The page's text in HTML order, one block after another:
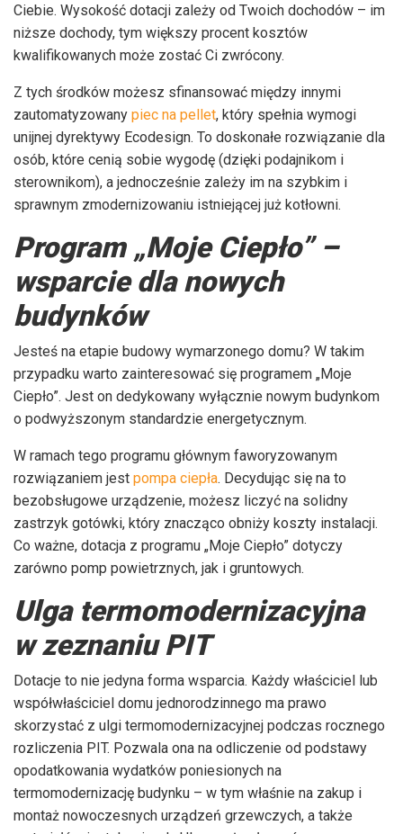
Ciebie. Wysokość dotacji zależy od Twoich dochodów – im
niższe dochody, tym większy procent kosztów
kwalifikowanych może zostać Ci zwrócony.
Z tych środków możesz sfinansować między innymi
zautomatyzowany piec na pellet, który spełnia wymogi
unijnej dyrektywy Ecodesign. To doskonałe rozwiązanie dla
osób, które cenią sobie wygodę (dzięki podajnikom i
sterownikom), a jednocześnie zależy im na szybkim i
sprawnym zmodernizowaniu istniejącej już kotłowni.
Program „Moje Ciepło” –
wsparcie dla nowych
budynków
Jesteś na etapie budowy wymarzonego domu? W takim
przypadku warto zainteresować się programem „Moje
Ciepło”. Jest on dedykowany wyłącznie nowym budynkom
o podwyższonym standardzie energetycznym.
W ramach tego programu głównym faworyzowanym
rozwiązaniem jest pompa ciepła. Decydując się na to
bezobsługowe urządzenie, możesz liczyć na solidny
zastrzyk gotówki, który znacząco obniży koszty instalacji.
Co ważne, dotacja z programu „Moje Ciepło” dotyczy
zarówno pomp powietrznych, jak i gruntowych.
Ulga termomodernizacyjna
w zeznaniu PIT
Dotacje to nie jedyna forma wsparcia. Każdy właściciel lub
współwłaściciel domu jednorodzinnego ma prawo
skorzystać z ulgi termomodernizacyjnej podczas rocznego
rozliczenia PIT. Pozwala ona na odliczenie od podstawy
opodatkowania wydatków poniesionych na
termomodernizację budynku – w tym właśnie na zakup i
montaż nowoczesnych urządzeń grzewczych, a także